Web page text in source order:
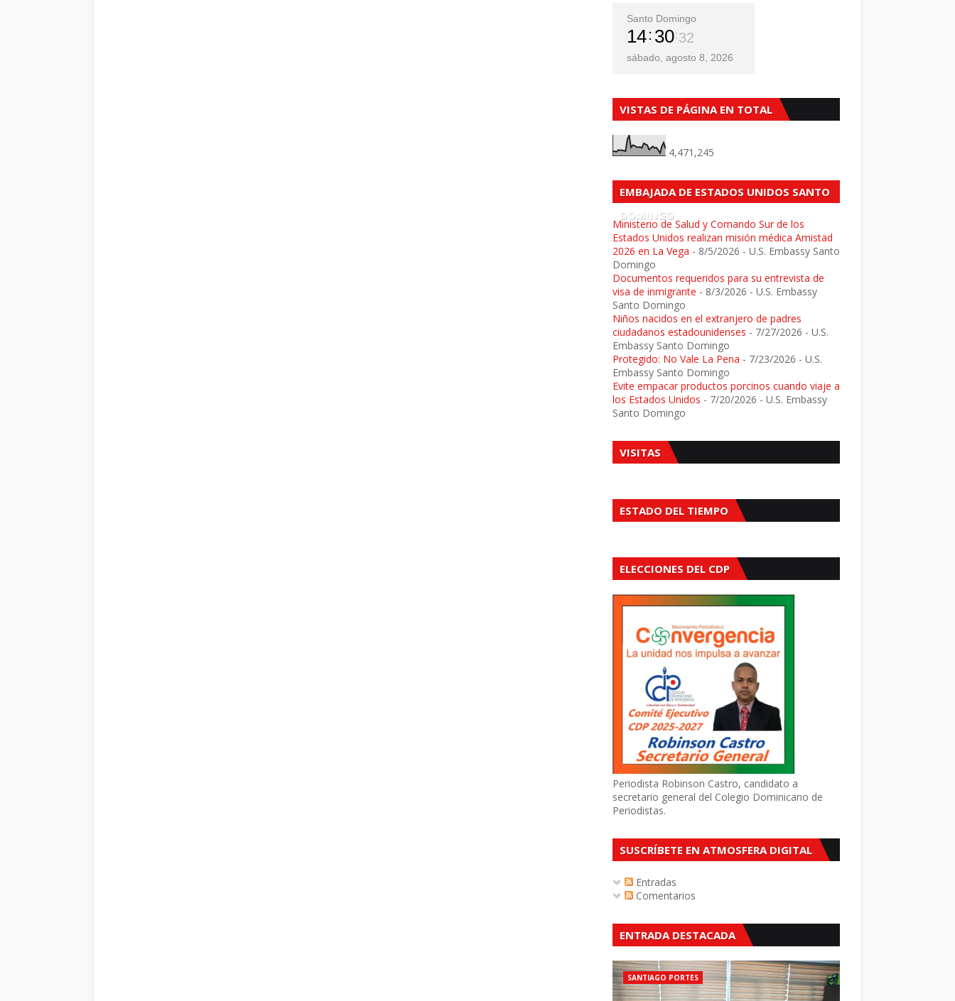
Santo Domingo
14 30 33
sábado, agosto 8, 2026
VISTAS DE PÁGINA EN TOTAL
4,471,245
EMBAJADA DE ESTADOS UNIDOS SANTO
DOMINGO
Ministerio de Salud y Comando Sur de los
Estados Unidos realizan misión médica Amistad
2026 en La Vega - 8/5/2026 - U.S. Embassy Santo
Domingo
Documentos requeridos para su entrevista de
visa de inmigrante - 8/3/2026 - U.S. Embassy
Santo Domingo
Niños nacidos en el extranjero de padres
ciudadanos estadounidenses - 7/27/2026 - U.S.
Embassy Santo Domingo
Protegido: No Vale La Pena - 7/23/2026 - U.S.
Embassy Santo Domingo
Evite empacar productos porcinos cuando viaje a
los Estados Unidos - 7/20/2026 - U.S. Embassy
Santo Domingo
VISITAS
ESTADO DEL TIEMPO
ELECCIONES DEL CDP
Periodista Robinson Castro, candidato a
secretario general del Colegio Dominicano de
Periodistas.
SUSCRÍBETE EN ATMOSFERA DIGITAL
Entradas
Comentarios
ENTRADA DESTACADA
SANTIAGO PORTES